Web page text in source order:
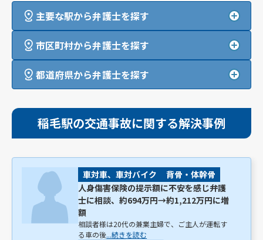
主要な駅から弁護士を探す
市区町村から弁護士を探す
都道府県から弁護士を探す
稲毛駅の交通事故に関する解決事例
車対車、車対バイク
背骨・体幹骨
人身傷害保険の提示額に不安を感じ弁護
士に相談、約694万円→約1,212万円に増
額
相談者様は20代の兼業主婦で、ご主人が運転す
る車の後...続きを読む